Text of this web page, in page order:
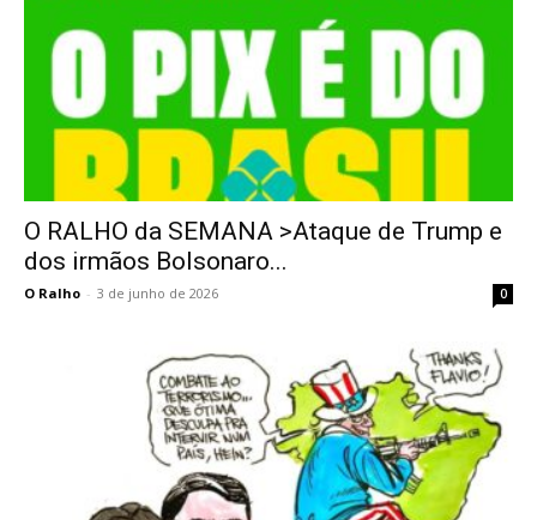
O RALHO da SEMANA >Ataque de Trump e
dos irmãos Bolsonaro...
O Ralho - 3 de junho de 2026 0